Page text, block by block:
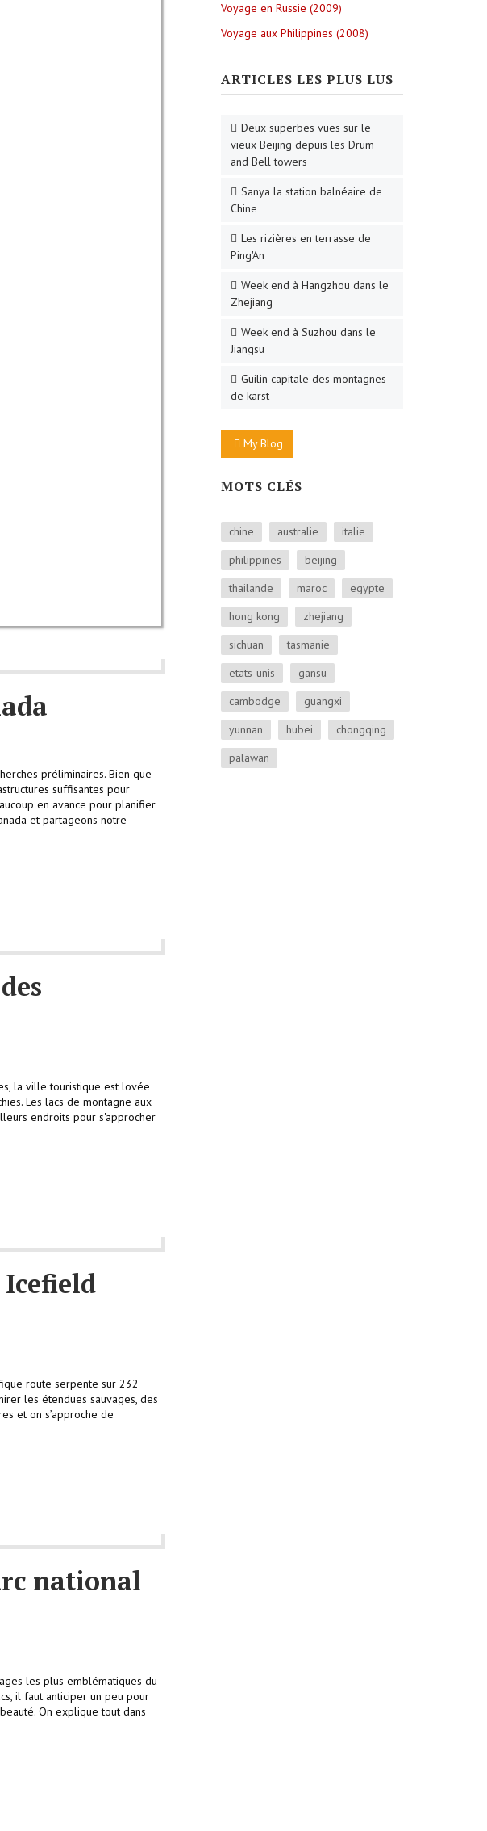
préliminaires. Bien que
suffisantes pour
en avance pour planifier
et partageons notre
la ville touristique est lovée
Les lacs de montagne aux
endroits pour s'approcher
Icefield
route serpente sur 232
les étendues sauvages, des
et on s’approche de
national
les plus emblématiques du
il faut anticiper un peu pour
On explique tout dans
Voyage en Russie (2009)
Voyage aux Philippines (2008)
ARTICLES LES PLUS LUS
Deux superbes vues sur le
vieux Beijing depuis les Drum
and Bell towers
Sanya la station balnéaire de
Chine
Les rizières en terrasse de
Ping'An
Week end à Hangzhou dans le
Zhejiang
Week end à Suzhou dans le
Jiangsu
Guilin capitale des montagnes
de karst
My Blog
MOTS CLÉS
chine australie
italie
philippines
beijing
thailande
maroc
egypte
hong kong
zhejiang
sichuan
tasmanie
etats-unis
gansu
cambodge
guangxi
yunnan
hubei
chongqing
palawan